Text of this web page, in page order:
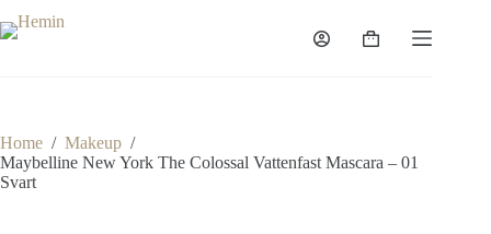
Home / Makeup /
Maybelline New York The Colossal Vattenfast Mascara – 01
Svart